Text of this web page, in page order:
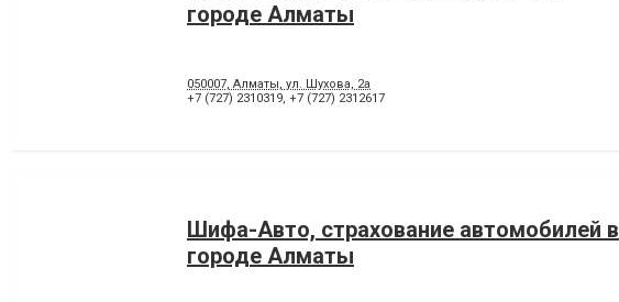
городе Алматы
050007, Алматы, ул. Шухова, 2а
+7 (727) 2310319, +7 (727) 2312617
Шифа-Авто, страхование автомобилей в
городе Алматы